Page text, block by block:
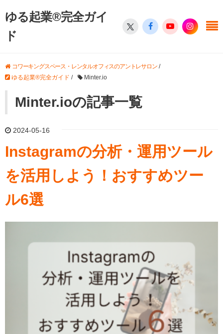
ゆる起業®完全ガイ
ド
コワーキングスペース・レンタルオフィスのアントレサロン/
ゆる起業®完全ガイド / Minter.io
Minter.ioの記事一覧
2024-05-16
Instagramの分析・運用ツール
を活用しよう！おすすめツー
ル6選